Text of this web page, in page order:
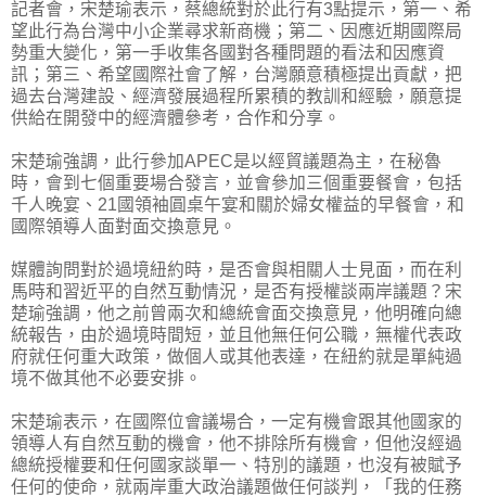
記者會，宋楚瑜表示，蔡總統對於此行有3點提示，第一、希
望此行為台灣中小企業尋求新商機；第二、因應近期國際局
勢重大變化，第一手收集各國對各種問題的看法和因應資
訊；第三、希望國際社會了解，台灣願意積極提出貢獻，把
過去台灣建設、經濟發展過程所累積的教訓和經驗，願意提
供給在開發中的經濟體參考，合作和分享。
宋楚瑜強調，此行參加APEC是以經貿議題為主，在秘魯
時，會到七個重要場合發言，並會參加三個重要餐會，包括
千人晚宴、21國領袖圓桌午宴和關於婦女權益的早餐會，和
國際領導人面對面交換意見。
媒體詢問對於過境紐約時，是否會與相關人士見面，而在利
馬時和習近平的自然互動情況，是否有授權談兩岸議題？宋
楚瑜強調，他之前曾兩次和總統會面交換意見，他明確向總
統報告，由於過境時間短，並且他無任何公職，無權代表政
府就任何重大政策，做個人或其他表達，在紐約就是單純過
境不做其他不必要安排。
宋楚瑜表示，在國際位會議場合，一定有機會跟其他國家的
領導人有自然互動的機會，他不排除所有機會，但他沒經過
總統授權要和任何國家談單一、特別的議題，也沒有被賦予
任何的使命，就兩岸重大政治議題做任何談判，「我的任務